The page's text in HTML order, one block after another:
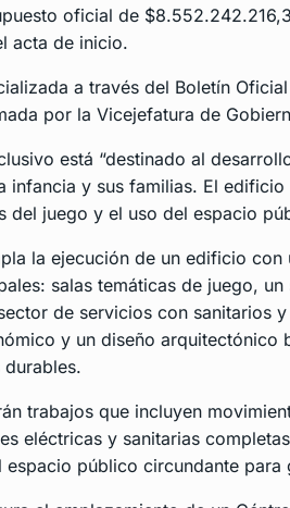
oficial de
acta de inicio.
a través del Boletín
por la Vicejefatura de
está “destinado al
infancia y sus familias. El
del juego y el uso del espacio
la ejecución de un edificio
salas temáticas de juego,
de servicios con sanitarios
y un diseño arquitectónico
durables.
trabajos que incluyen
eléctricas y sanitarias
espacio público circundante